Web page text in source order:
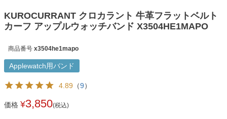
KUROCURRANT クロカラント 牛革フラットベルト
カーフ アップルウォッチバンド X3504HE1MAPO
商品番号 x3504he1mapo
Applewatch用バンド
4.89 （9）
価格 ¥3,850(税込)